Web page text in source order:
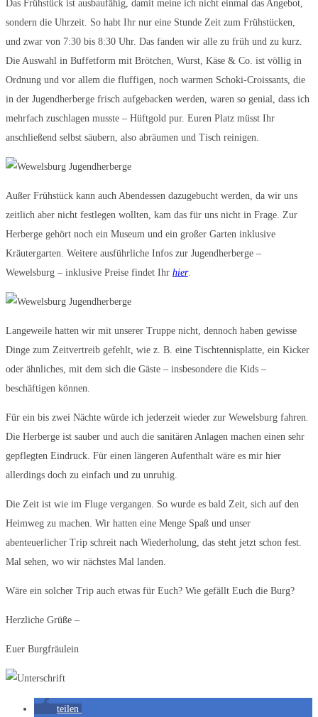
Das Frühstück ist ausbaufähig, damit meine ich nicht einmal das Angebot,
sondern die Uhrzeit. So habt Ihr nur eine Stunde Zeit zum Frühstücken,
und zwar von 7:30 bis 8:30 Uhr. Das fanden wir alle zu früh und zu kurz.
Die Auswahl in Buffetform mit Brötchen, Wurst, Käse & Co. ist völlig in
Ordnung und vor allem die fluffigen, noch warmen Schoki-Croissants, die
in der Jugendherberge frisch aufgebacken werden, waren so genial, dass ich
mehrfach zuschlagen musste – Hüftgold pur. Euren Platz müsst Ihr
anschließend selbst säubern, also abräumen und Tisch reinigen.
Außer Frühstück kann auch Abendessen dazugebucht werden, da wir uns
zeitlich aber nicht festlegen wollten, kam das für uns nicht in Frage. Zur
Herberge gehört noch ein Museum und ein großer Garten inklusive
Kräutergarten. Weitere ausführliche Infos zur Jugendherberge –
Wewelsburg – inklusive Preise findet Ihr hier.
Langeweile hatten wir mit unserer Truppe nicht, dennoch haben gewisse
Dinge zum Zeitvertreib gefehlt, wie z. B. eine Tischtennisplatte, ein Kicker
oder ähnliches, mit dem sich die Gäste – insbesondere die Kids –
beschäftigen können.
Für ein bis zwei Nächte würde ich jederzeit wieder zur Wewelsburg fahren.
Die Herberge ist sauber und auch die sanitären Anlagen machen einen sehr
gepflegten Eindruck. Für einen längeren Aufenthalt wäre es mir hier
allerdings doch zu einfach und zu unruhig.
Die Zeit ist wie im Fluge vergangen. So wurde es bald Zeit, sich auf den
Heimweg zu machen. Wir hatten eine Menge Spaß und unser
abenteuerlicher Trip schreit nach Wiederholung, das steht jetzt schon fest.
Mal sehen, wo wir nächstes Mal landen.
Wäre ein solcher Trip auch etwas für Euch? Wie gefällt Euch die Burg?
Herzliche Grüße –
Euer Burgfräulein
teilen